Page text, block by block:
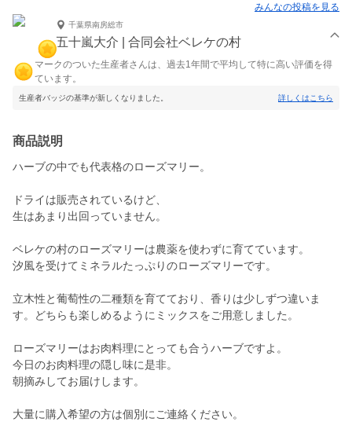
みんなの投稿を見る
千葉県南房総市
五十嵐大介 | 合同会社ベレケの村
マークのついた生産者さんは、過去1年間で平均して特に高い評価を得
ています。
生産者バッジの基準が新しくなりました。 詳しくはこちら
商品説明
ハーブの中でも代表格のローズマリー。
ドライは販売されているけど、
生はあまり出回っていません。
ベレケの村のローズマリーは農薬を使わずに育てています。
汐風を受けてミネラルたっぷりのローズマリーです。
立木性と葡萄性の二種類を育てており、香りは少しずつ違いま
す。どちらも楽しめるようにミックスをご用意しました。
ローズマリーはお肉料理にとっても合うハーブですよ。
今日のお肉料理の隠し味に是非。
朝摘みしてお届けします。
大量に購入希望の方は個別にご連絡ください。